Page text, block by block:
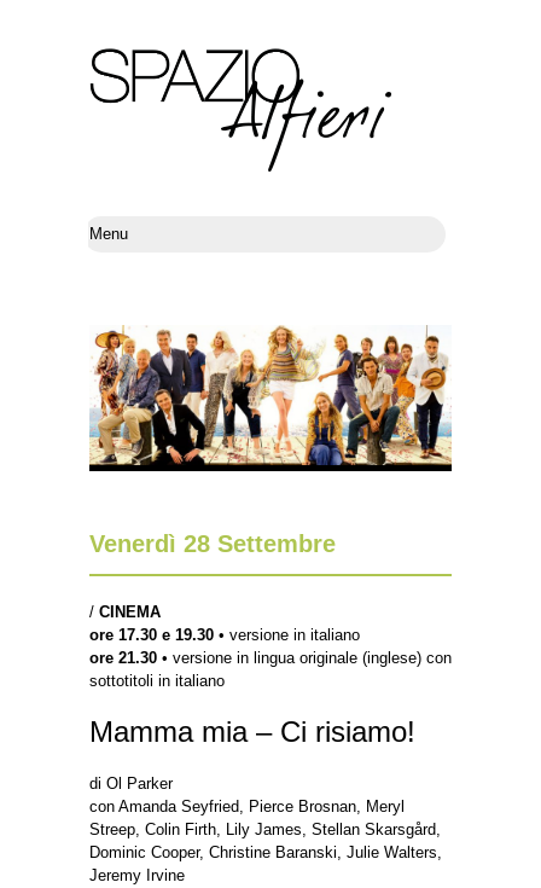
Venerdì 28 Settembre
/ CINEMA
ore 17.30 e 19.30 • versione in italiano
ore 21.30 • versione in lingua originale (inglese) con
sottotitoli in italiano
Mamma mia – Ci risiamo!
di Ol Parker
con Amanda Seyfried, Pierce Brosnan, Meryl
Streep, Colin Firth, Lily James, Stellan Skarsgård,
Dominic Cooper, Christine Baranski, Julie Walters,
Jeremy Irvine